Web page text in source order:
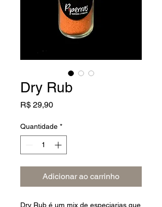
Dry Rub
R$ 29,90Preço
Quantidade *
Adicionar ao carrinho
Dry Rub é um mix de especiarias que